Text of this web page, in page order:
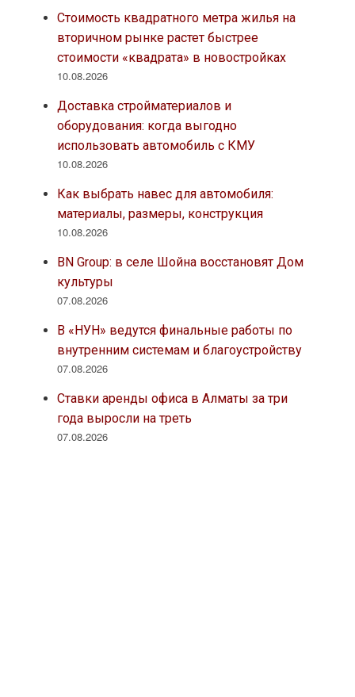
Стоимость квадратного метра жилья на
вторичном рынке растет быстрее
стоимости «квадрата» в новостройках
10.08.2026
Доставка стройматериалов и
оборудования: когда выгодно
использовать автомобиль с КМУ
10.08.2026
Как выбрать навес для автомобиля:
материалы, размеры, конструкция
10.08.2026
BN Group: в селе Шойна восстановят Дом
культуры
07.08.2026
В «НУН» ведутся финальные работы по
внутренним системам и благоустройству
07.08.2026
Ставки аренды офиса в Алматы за три
года выросли на треть
07.08.2026